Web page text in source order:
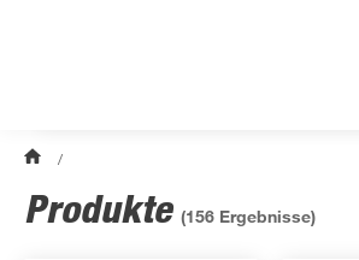
/
Produkte (156 Ergebnisse)